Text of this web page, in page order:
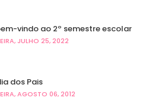
vindo ao 2º semestre escolar
JULHO 25, 2022
dos Pais
AGOSTO 06, 2012